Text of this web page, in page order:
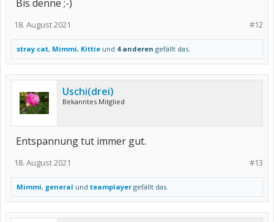
Bis denne ;-)
#12
18. August 2021
stray cat, Mimmi, Kittie und 4 anderen gefällt das.
Uschi(drei)
Bekanntes Mitglied
Entspannung tut immer gut.
#13
18. August 2021
Mimmi, general und teamplayer gefällt das.